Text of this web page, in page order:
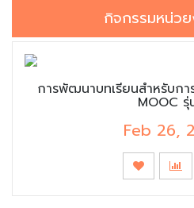
กิจกรรมหน่ว
การพัฒนาบทเรียนสำหรับกา
MOOC
Feb 26,